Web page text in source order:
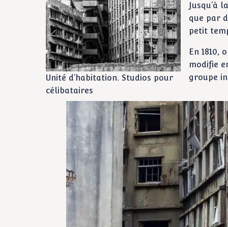
Unité d’habitation. Studios pour
célibataires
Jusqu’à
que par
petit
En
modifie
groupe